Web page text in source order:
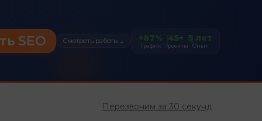
SEO Смотреть работы → +87%
Трафик
45+
Проекты
5 лет
Опыт
Перезвоним за 30 секунд